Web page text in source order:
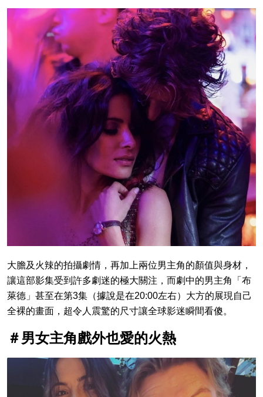
大膽及火辣的拍攝劇情，再加上兩位男主角的顏值與身材，
讓這部影集受到許多劇迷的極大關注，而劇中的男主角「布
萊德」甚至在第3集（據說是在20:00左右）大方的展現自己
全裸的畫面，超令人震驚的尺寸讓全球影迷瞬間看傻。
＃男女主角戲外也愛的火熱